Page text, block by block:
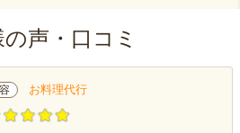
声・口コミ
お料理代行